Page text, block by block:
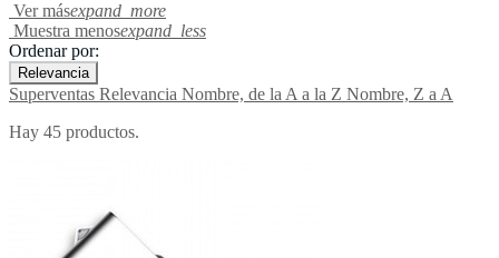
Ver másexpand_more
Muestra menosexpand_less
Ordenar por:
Relevancia
Superventas Relevancia Nombre, de la A a la Z Nombre, Z a A
Hay 45 productos.